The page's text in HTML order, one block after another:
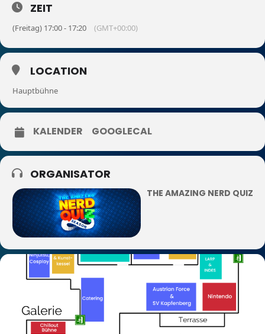
ZEIT
(Freitag) 17:00 - 17:20 (GMT+00:00)
LOCATION
Hauptbühne
KALENDER GOOGLECAL
ORGANISATOR
THE AMAZING NERD QUIZ